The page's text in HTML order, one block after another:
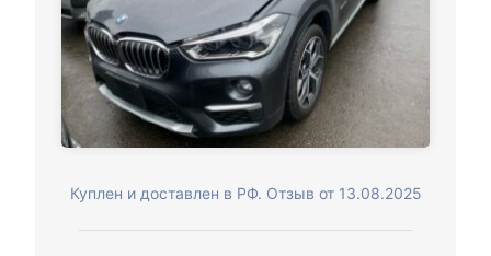
Куплен и доставлен в РФ. Отзыв от 13.08.2025